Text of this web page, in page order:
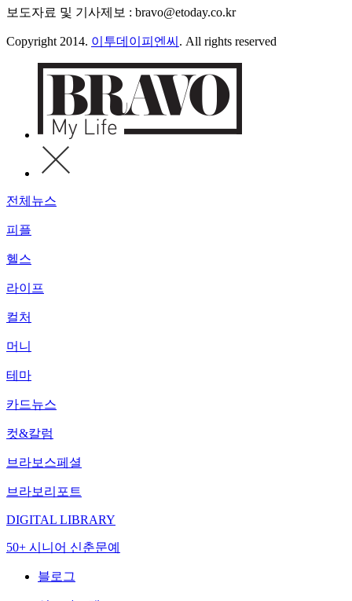
보도자료 및 기사제보 : bravo@etoday.co.kr
Copyright 2014. 이투데이피엔씨 . All rights reserved
전체뉴스
피플
헬스
라이프
컬처
머니
테마
카드뉴스
컷&칼럼
브라보스페셜
브라보리포트
DIGITAL LIBRARY
50+ 시니어 신춘문예
블로그